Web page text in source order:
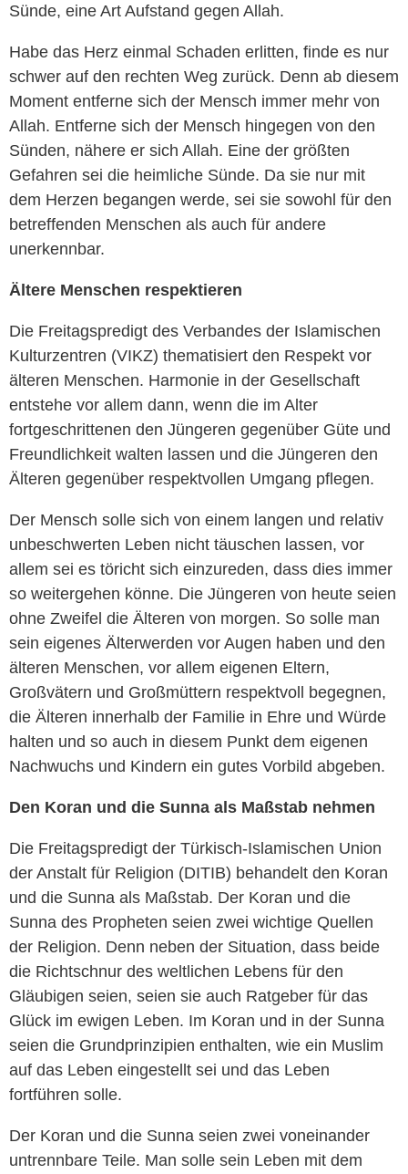
Sünde, eine Art Aufstand gegen Allah.
Habe das Herz einmal Schaden erlitten, finde es nur
schwer auf den rechten Weg zurück. Denn ab diesem
Moment entferne sich der Mensch immer mehr von
Allah. Entferne sich der Mensch hingegen von den
Sünden, nähere er sich Allah. Eine der größten
Gefahren sei die heimliche Sünde. Da sie nur mit
dem Herzen begangen werde, sei sie sowohl für den
betreffenden Menschen als auch für andere
unerkennbar.
Ältere Menschen respektieren
Die Freitagspredigt des Verbandes der Islamischen
Kulturzentren (VIKZ) thematisiert den Respekt vor
älteren Menschen. Harmonie in der Gesellschaft
entstehe vor allem dann, wenn die im Alter
fortgeschrittenen den Jüngeren gegenüber Güte und
Freundlichkeit walten lassen und die Jüngeren den
Älteren gegenüber respektvollen Umgang pflegen.
Der Mensch solle sich von einem langen und relativ
unbeschwerten Leben nicht täuschen lassen, vor
allem sei es töricht sich einzureden, dass dies immer
so weitergehen könne. Die Jüngeren von heute seien
ohne Zweifel die Älteren von morgen. So solle man
sein eigenes Älterwerden vor Augen haben und den
älteren Menschen, vor allem eigenen Eltern,
Großvätern und Großmüttern respektvoll begegnen,
die Älteren innerhalb der Familie in Ehre und Würde
halten und so auch in diesem Punkt dem eigenen
Nachwuchs und Kindern ein gutes Vorbild abgeben.
Den Koran und die Sunna als Maßstab nehmen
Die Freitagspredigt der Türkisch-Islamischen Union
der Anstalt für Religion (DITIB) behandelt den Koran
und die Sunna als Maßstab. Der Koran und die
Sunna des Propheten seien zwei wichtige Quellen
der Religion. Denn neben der Situation, dass beide
die Richtschnur des weltlichen Lebens für den
Gläubigen seien, seien sie auch Ratgeber für das
Glück im ewigen Leben. Im Koran und in der Sunna
seien die Grundprinzipien enthalten, wie ein Muslim
auf das Leben eingestellt sei und das Leben
fortführen solle.
Der Koran und die Sunna seien zwei voneinander
untrennbare Teile. Man solle sein Leben mit dem